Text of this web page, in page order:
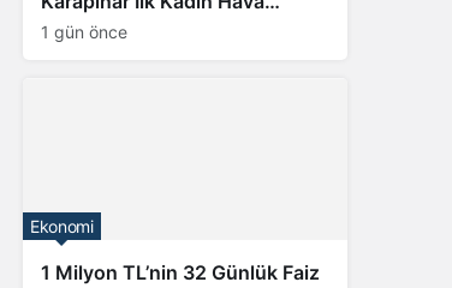
Kuvvetleri Generali Oldu
1 gün önce
1 Milyon TL’nin 32 Günlük Faiz
Ekonomi